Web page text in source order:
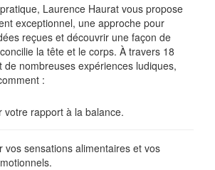
Laurence Haurat vous propose
exceptionnel, une approche pour
reçues et découvrir une façon de
la tête et le corps. À travers 18
de nombreuses expériences ludiques,
:
rapport à la balance.
sensations alimentaires et vos